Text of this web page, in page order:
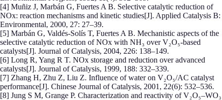
[4] Muñiz J, Marbán G, Fuertes A B. Selective catalytic reduction of
NOx: reaction mechanisms and kinetic studies[J]. Applied Catalysis B:
Environmental, 2000, 27: 27–39.
[5] Marbán G, Valdés-Solís T, Fuertes A B. Mechanistic aspects of the
selective catalytic reduction of NOx with NH₃ over V₂O₅-based
catalysts[J]. Journal of Catalysis, 2004, 226: 138–149.
[6] Long R, Yang R T. NOx storage and reduction over advanced
catalysts[J]. Journal of Catalysis, 1999, 188: 332–339.
[7] Zhang H, Zhu Z, Liu Z. Influence of water on V₂O₅/AC catalyst
performance[J]. Chinese Journal of Catalysis, 2001, 22(6): 532–536.
[8] Jung S M, Grange P. Characterization and reactivity of V₂O₅–WO₃